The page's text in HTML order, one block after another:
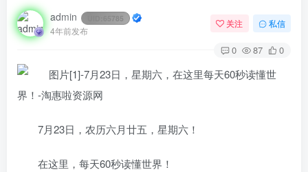
admin 65785
4年前发布
关注 私信
0 87 0
7月23日，农历六月廿五，星期六！
在这里，每天60秒读懂世界！